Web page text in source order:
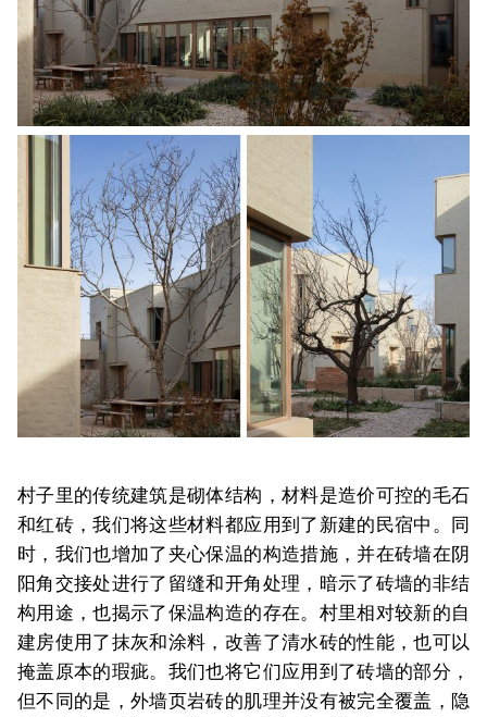
村子里的传统建筑是砌体结构，材料是造价可控的毛石
和红砖，我们将这些材料都应用到了新建的民宿中。同
时，我们也增加了夹心保温的构造措施，并在砖墙在阴
阳角交接处进行了留缝和开角处理，暗示了砖墙的非结
构用途，也揭示了保温构造的存在。村里相对较新的自
建房使用了抹灰和涂料，改善了清水砖的性能，也可以
掩盖原本的瑕疵。我们也将它们应用到了砖墙的部分，
但不同的是，外墙页岩砖的肌理并没有被完全覆盖，隐